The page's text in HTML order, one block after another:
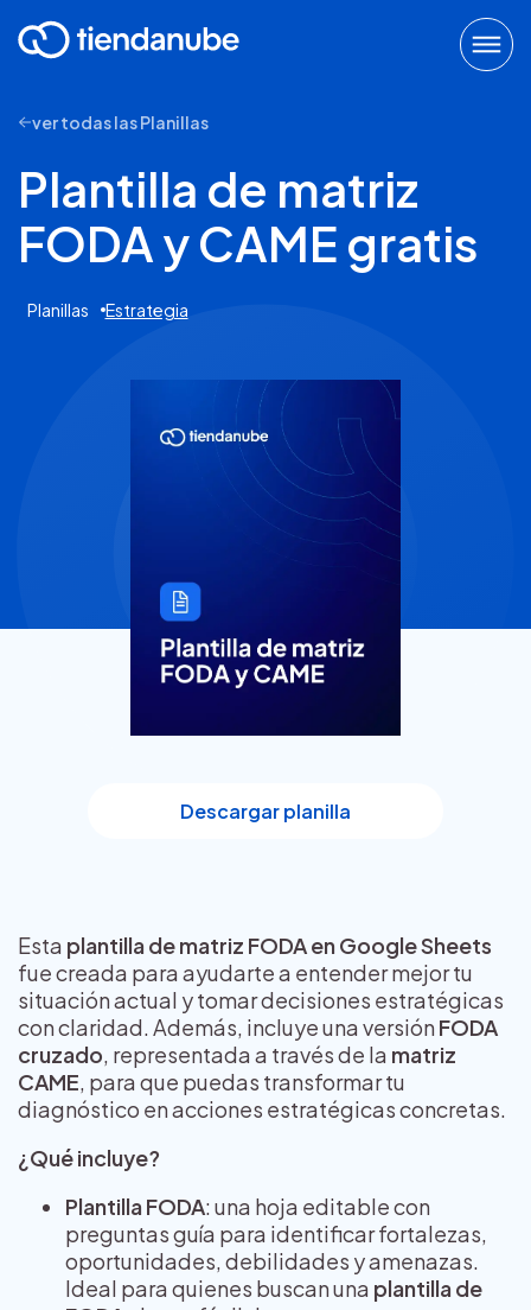
ver todas las Planillas
Plantilla de matriz
FODA y CAME gratis
Planillas Estrategia
Descargar planilla
Esta plantilla de matriz FODA en Google Sheets
fue creada para ayudarte a entender mejor tu
situación actual y tomar decisiones estratégicas
con claridad. Además, incluye una versiónFODA
cruzado, representada a través de la matriz
CAME, para que puedas transformar tu
diagnóstico en acciones estratégicas concretas.
¿Qué incluye?
Plantilla FODA: una hoja editable con
preguntas guía para identificar fortalezas,
oportunidades, debilidades y amenazas.
Ideal para quienes buscan una plantilla de